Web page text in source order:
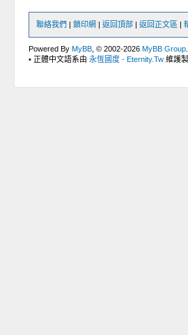
聯絡我們 |鎖印網 |返回頂部 |返回正文區 |
Powered ByMyBB , © 2002-2026MyBB Group
• 正體中文語系由永恆國度 - Eternity.Tw 維護